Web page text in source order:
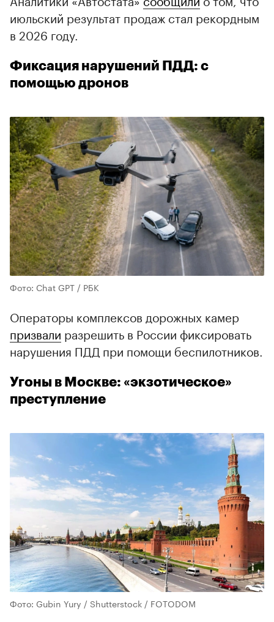
июльский результат продаж стал рекордным
в 2026 году.
Фиксация нарушений ПДД: с
помощью дронов
Фото: Chat GPT / РБК
Операторы комплексов дорожных камер
призвали разрешить в России фиксировать
нарушения ПДД при помощи беспилотников.
Угоны в Москве: «экзотическое»
преступление
Фото: Gubin Yury / Shutterstock / FOTODOM